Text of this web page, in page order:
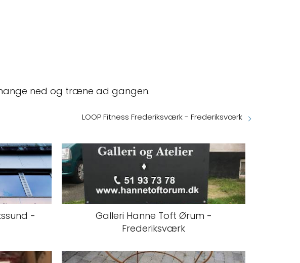
ned og træne ad gangen.
LOOP Fitness Frederiksværk - Frederiksværk
-
Galleri Hanne Toft Ørum -
Frederiksværk